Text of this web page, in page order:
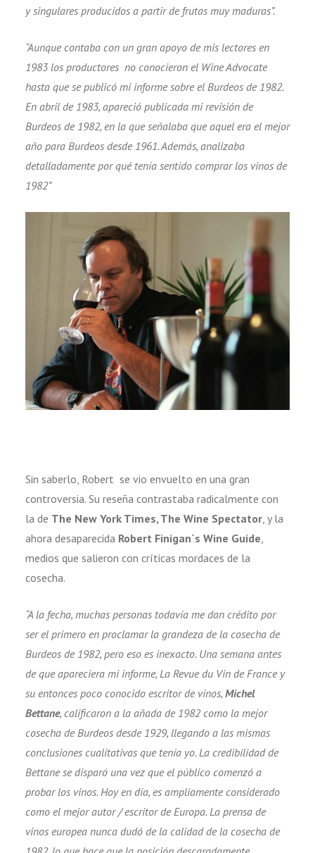
y singulares producidos a partir de frutas muy maduras”.
“Aunque contaba con un gran apoyo de mis lectores en
1983 los productores no conocieron el Wine Advocate
hasta que se publicó mi informe sobre el Burdeos de 1982.
En abril de 1983, apareció publicada mi revisión de
Burdeos de 1982, en la que señalaba que aquel era el mejor
año para Burdeos desde 1961. Además, analizaba
detalladamente por qué tenía sentido comprar los vinos de
1982”
Sin saberlo, Robert se vio envuelto en una gran
controversia. Su reseña contrastaba radicalmente con
la de The New York Times, The Wine Spectator, y la
ahora desaparecida Robert Finigan´s Wine Guide,
medios que salieron con críticas mordaces de la
cosecha.
“A la fecha, muchas personas todavía me dan crédito por
ser el primero en proclamar la grandeza de la cosecha de
Burdeos de 1982, pero eso es inexacto. Una semana antes
de que apareciera mi informe, La Revue du Vin de France y
su entonces poco conocido escritor de vinos, Michel
Bettane, calificaron a la añada de 1982 como la mejor
cosecha de Burdeos desde 1929, llegando a las mismas
conclusiones cualitativas que tenía yo. La credibilidad de
Bettane se disparó una vez que el público comenzó a
probar los vinos. Hoy en día, es ampliamente considerado
como el mejor autor / escritor de Europa. La prensa de
vinos europea nunca dudó de la calidad de la cosecha de